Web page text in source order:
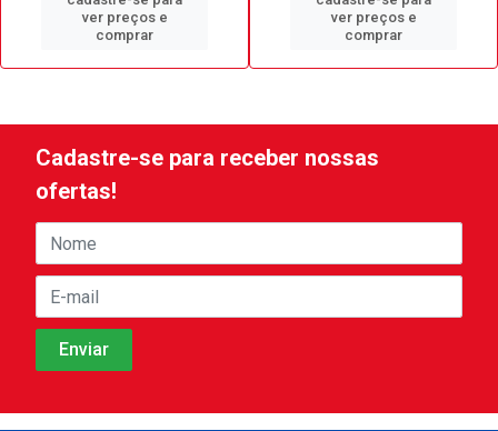
ver preços e
comprar
ver preços e
comprar
Cadastre-se para receber nossas
ofertas!